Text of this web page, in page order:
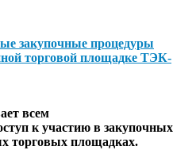
закупочные процедуры
торговой площадке ТЭК-
всем
к участию в закупочных
торговых площадках.